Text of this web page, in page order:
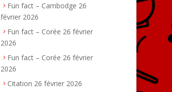
Fun fact – Cambodge 26
février 2026
Fun fact – Corée 26 février
2026
Fun fact – Corée 26 février
2026
Citation 26 février 2026